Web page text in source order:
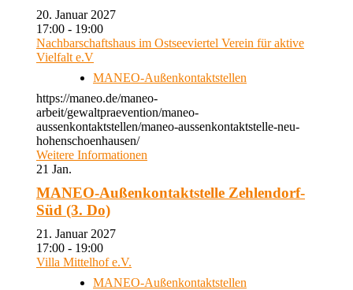
20. Januar 2027
17:00 - 19:00
Nachbarschaftshaus im Ostseeviertel Verein für aktive
Vielfalt e.V
MANEO-Außenkontaktstellen
https://maneo.de/maneo-
arbeit/gewaltpraevention/maneo-
aussenkontaktstellen/maneo-aussenkontaktstelle-neu-
hohenschoenhausen/
Weitere Informationen
21 Jan.
MANEO-Außenkontaktstelle Zehlendorf-
Süd (3. Do)
21. Januar 2027
17:00 - 19:00
Villa Mittelhof e.V.
MANEO-Außenkontaktstellen